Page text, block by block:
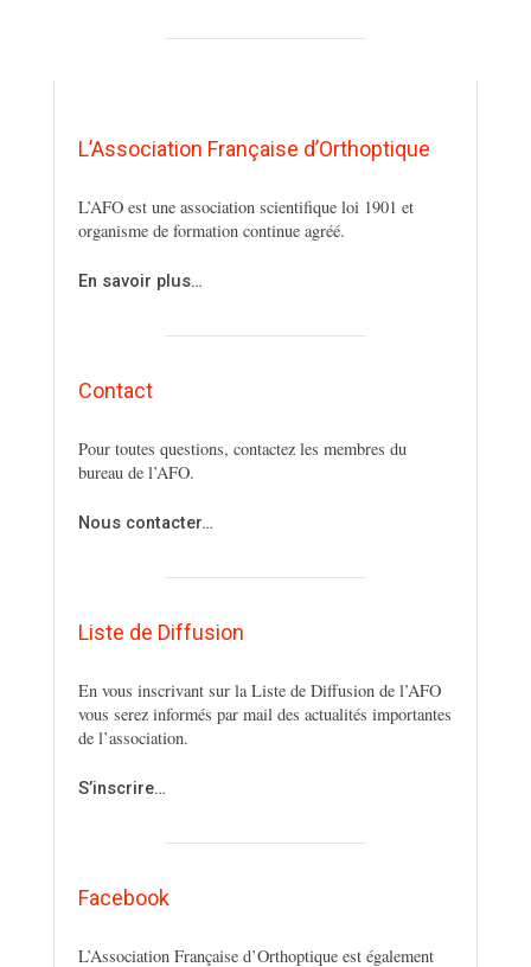
L’Association Française d’Orthoptique
L’AFO est une association scientifique loi 1901 et
organisme de formation continue agréé.
En savoir plus…
Contact
Pour toutes questions, contactez les membres du
bureau de l’AFO.
Nous contacter…
Liste de Diffusion
En vous inscrivant sur la Liste de Diffusion de l’AFO
vous serez informés par mail des actualités importantes
de l’association.
S’inscrire…
Facebook
L’Association Française d’Orthoptique est également